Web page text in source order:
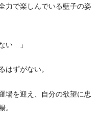
力で楽しんでいる藍子の姿
い…」
はずがない。
場を迎え、自分の欲望に忠
。